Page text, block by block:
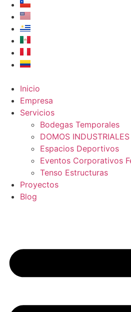
Inicio
Empresa
Servicios
Bodegas Temporales
DOMOS INDUSTRIALES
Espacios Deportivos
Eventos Corporativos
Tenso Estructuras
Proyectos
Blog